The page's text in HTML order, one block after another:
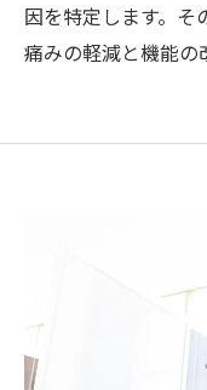
因を特定します。そ
痛みの軽減と機能の